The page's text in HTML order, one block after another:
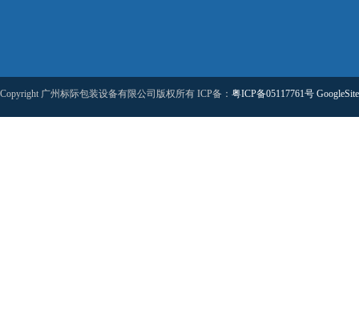
Copyright 广州标际包装设备有限公司版权所有 ICP备： 粤ICP备05117761号